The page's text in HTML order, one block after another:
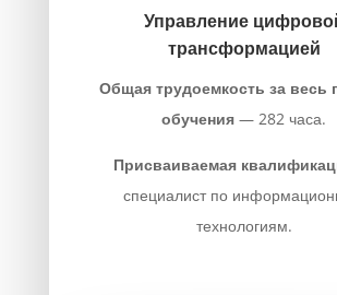
Управление
трансформацией
Общая трудоемкость за весь
обучения — 282 часа.
Присваиваемая
специалист по
технологиям.